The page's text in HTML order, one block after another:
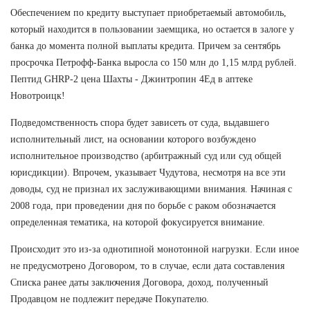
Обеспечением по кредиту выступает приобретаемый автомобиль,
который находится в пользовании заемщика, но остается в залоге у
банка до момента полной выплаты кредита. Причем за сентябрь
просрочка Петрофф-Банка выросла со 150 млн до 1,15 млрд рублей.
Пептид GHRP-2 цена Шахты - Джинтропин 4Ед в аптеке
Новотроицк!
Подведомственность спора будет зависеть от суда, выдавшего
исполнительный лист, на основании которого возбуждено
исполнительное производство (арбитражный суд или суд общей
юрисдикции). Впрочем, указывает Чудутова, несмотря на все эти
доводы, суд не признал их заслуживающими внимания. Начиная с
2008 года, при проведении дня по борьбе с раком обозначается
определенная тематика, на которой фокусируется внимание.
Происходит это из-за однотипной монотонной нагрузки. Если иное
не предусмотрено Договором, то в случае, если дата составления
Списка ранее даты заключения Договора, доход, полученный
Продавцом не подлежит передаче Покупателю.